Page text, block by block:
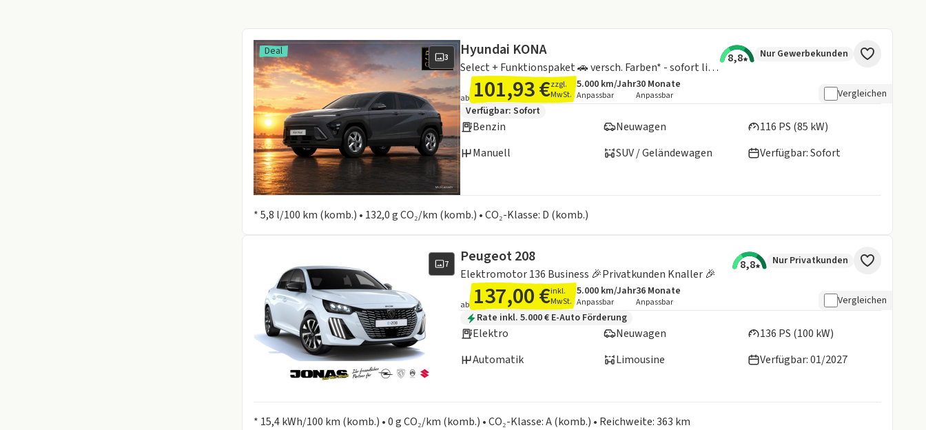
3
Deal Hyundai KONA
Select + Funktionspaket 🚗 versch. Farben* - sofort lieferbar ❗
8,8 Nur Gewerbekunden
ab 101,93 €zzgl.
MwSt.
Angebotsdetails:
Inklusive Laufleistung
5.000 km/Jahr
Anpassbar
Laufzeit
30 Monate
Anpassbar Vergleichen
Zusätzliche Fahrzeuginformationen:
Verfügbar: Sofort
Benzin Neuwagen
116 PS (85 kW)
Manuell
SUV / Geländewagen Verfügbar: Sofort
* 5,8 l/100 km (komb.) • 132,0 g CO₂/km (komb.) • CO₂-Klasse: D (komb.)
7 Peugeot 208
Elektromotor 136 Business 🎉Privatkunden Knaller 🎉
8,8 Nur Privatkunden
ab 137,00 €inkl.
MwSt.
Angebotsdetails:
Inklusive Laufleistung
5.000 km/Jahr
Anpassbar
Laufzeit
36 Monate
Anpassbar Vergleichen
Zusätzliche Fahrzeuginformationen:
Rate inkl. 5.000 € E-Auto Förderung
Elektro Neuwagen
136 PS (100 kW)
Automatik
Limousine Verfügbar: 01/2027
* 15,4 kWh/100 km (komb.) • 0 g CO₂/km (komb.) • CO₂-Klasse: A (komb.) • Reichweite: 363 km